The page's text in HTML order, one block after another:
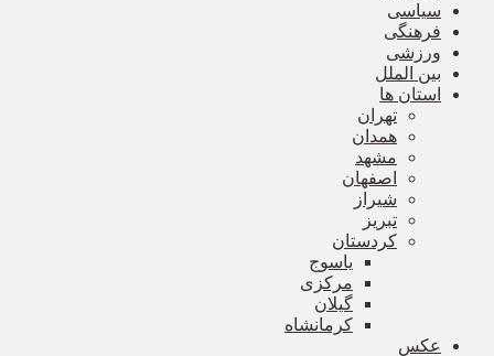
سیاسی
فرهنگی
ورزشی
بین الملل
استان ها
تهران
همدان
مشهد
اصفهان
شیراز
تبریز
کردستان
یاسوج
مرکزی
گیلان
کرمانشاه
عکس